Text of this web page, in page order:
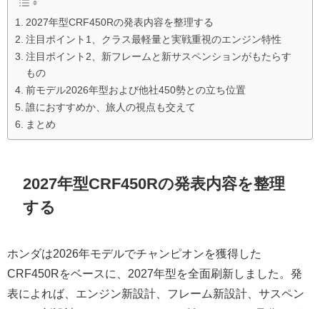
2027年型CRF450Rの発表内容を整理する
注目ポイント1、クラス最軽量と実戦重視のエンジン特性
注目ポイント2、新フレームと新サスペンションがもたらす
もの
前モデル2026年型および他社450勢との立ち位置
誰におすすめか、旅人の視点も交えて
まとめ
2027年型CRF450Rの発表内容を整理
する
ホンダは2026年モデルでチャンピオンを獲得した
CRF450Rをベースに、2027年型を全面刷新しました。発
表によれば、エンジン新設計、フレーム新設計、サスペン